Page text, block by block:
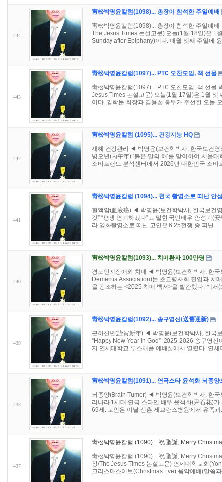
444
靑松박명윤칼럼(1098)... 총장이 참석한 주일예배
靑松박명윤칼럼(1098)... 총장이 참석한 주일예
The Jesus Times 논설고문) 오늘(1월 18일)은 1
Sunday after Epiphany)이다. 매월 셋째 주일에
443
靑松박명윤칼럼(1097)... PTC 오찬모임, 책 선물
靑松박명윤칼럼(1097)... PTC 오찬모임, 책 선물
Jesus Times 논설고문) 오늘(1월 17일)은 1월 셋
이다. 김학문 회장과 김용섭 총무가 주선한 오늘
442
靑松박명윤칼럼 (1095)... 건강지능 HQ
새해 건강관리 ◀ 박명윤(보건학박사, 한국보건
병오년(丙午年) ‘붉은 말의 해’를 맞이하여 서울
소비트랜드 분석센터에서 2026년 대한민국 소비
441
靑松박명윤칼럼 (1094)... 천국 촬영소로 떠난 안
혈액암(血液癌) ◀ 박명윤(보건학박사, 한국보건
것” “평생 연기하겠다”고 말한 국민배우 안성기(
라 영화촬영소로 떠난 고인은 6.25전쟁 중 피난...
440
靑松박명윤칼럼(1093)... 치매환자 100만명
경도인지장애와 치매 ◀ 박명윤(보건학박사, 한
Dementia Association)는 초고령사회 진입과 치
을 강조하는 <2025 치매 백서>을 발간했다. 백서(
439
靑松박명윤칼럼(1092)... 송구영신(送舊迎新)
근하신년(謹賀新年) ◀ 박명윤(보건학박사, 한국
“Happy New Year in God” ‘2025-2026 송구영
지 연세대학교 루스채플 예배실에서 열렸다. 연세
438
靑松박명윤칼럼(1091)... 연극스타 윤석화 뇌종양
뇌종양(Brain Tumor) ◀ 박명윤(보건학박사, 한
리나라 1세대 연극 스타인 배우 윤석화(尹石花)
69세. 고인은 이날 신촌 세브란스병원에서 유족과
437
靑松박명윤칼럼 (1090)... 祝 聖誕, Merry
靑松박명윤칼럼 (1090)... 祝 聖誕, Merry
장/The Jesus Times 논설고문) 연세대학교회
크리스마스이브(Christmas Eve) 음악예배(말씀